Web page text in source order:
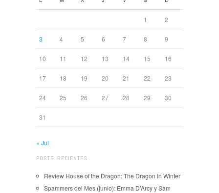
1 2
3 4 5 6 7 8 9
10 11 12 13 14 15 16
17 18 19 20 21 22 23
24 25 26 27 28 29 30
31
« Jul
POSTS RECIENTES
Review House of the Dragon: The Dragon In Winter
Spammers del Mes (junio): Emma D’Arcy y Sam